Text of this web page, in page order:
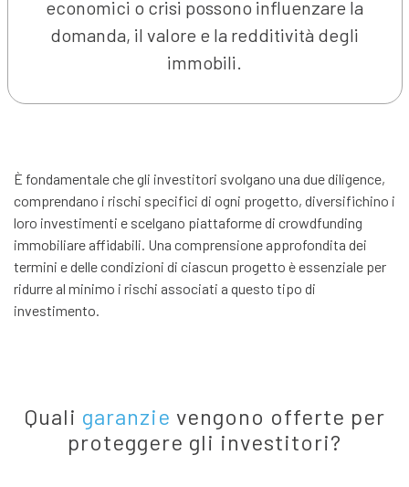
economici o crisi possono influenzare la
domanda, il valore e la redditività degli
immobili.
È fondamentale che gli investitori svolgano una due diligence,
comprendano i rischi specifici di ogni progetto, diversifichino i
loro investimenti e scelgano piattaforme di crowdfunding
immobiliare affidabili. Una comprensione approfondita dei
termini e delle condizioni di ciascun progetto è essenziale per
ridurre al minimo i rischi associati a questo tipo di
investimento.
Quali garanzie vengono offerte per
proteggere gli investitori?